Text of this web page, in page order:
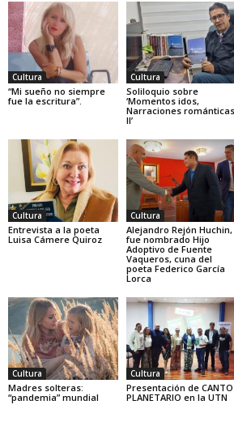
Cultura
“Mi sueño no siempre
fue la escritura”.
Cultura
Soliloquio sobre
‘Momentos idos,
Narraciones románticas
II’
Cultura
Entrevista a la poeta
Luisa Cámere Quiroz
Cultura
Alejandro Rejón Huchin,
fue nombrado Hijo
Adoptivo de Fuente
Vaqueros, cuna del
poeta Federico García
Lorca
Cultura
Madres solteras:
“pandemia” mundial
Cultura
Presentación de CANTO
PLANETARIO en la UTN